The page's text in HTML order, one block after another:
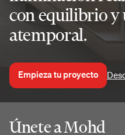
con equilibrio y
atemporal.
Empieza tu proyecto
Únete a Mohd